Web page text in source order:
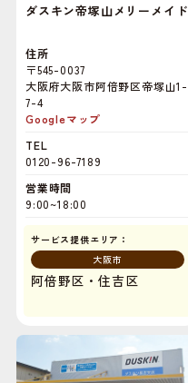
ダスキン帝塚山メリーメイド
住所
〒545-0037
大阪府大阪市阿倍野区帝塚山1-
7-4
Googleマップ
TEL
0120-96-7189
営業時間
9:00~18:00
サービス提供エリア：
大阪市
阿倍野区・住吉区